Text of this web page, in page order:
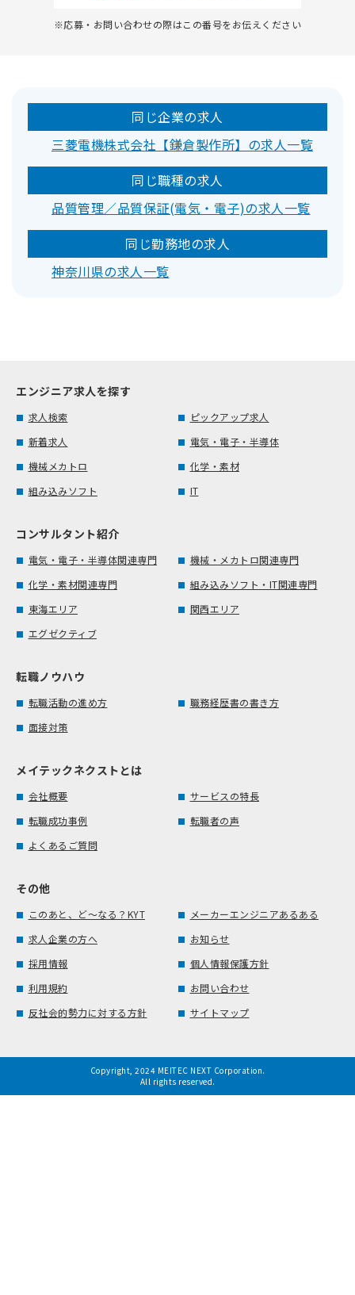
※応募・お問い合わせの際はこの番号をお伝えください
同じ企業の求人
三菱電機株式会社【鎌倉製作所】の求人一覧
同じ職種の求人
品質管理／品質保証(電気・電子)の求人一覧
同じ勤務地の求人
神奈川県の求人一覧
エンジニア求人を探す
求人検索
ピックアップ求人
新着求人
電気・電子・半導体
機械メカトロ
化学・素材
組み込みソフト
IT
コンサルタント紹介
電気・電子・半導体関連専門
機械・メカトロ関連専門
化学・素材関連専門
組み込みソフト・IT関連専門
東海エリア
関西エリア
エグゼクティブ
転職ノウハウ
転職活動の進め方
職務経歴書の書き方
面接対策
メイテックネクストとは
会社概要
サービスの特長
転職成功事例
転職者の声
よくあるご質問
その他
このあと、ど～なる？KYT
メーカーエンジニアあるある
求人企業の方へ
お知らせ
採用情報
個人情報保護方針
利用規約
お問い合わせ
反社会的勢力に対する方針
サイトマップ
Copyright, 2024 MEITEC NEXT Corporation.
All rights reserved.